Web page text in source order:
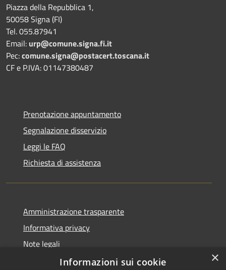
Piazza della Repubblica 1,
50058 Signa (FI)
Tel. 055.87941
Email: urp@comune.signa.fi.it
Pec:comune.signa@postacert.toscana.it
CF e P.IVA: 01147380487
Prenotazione appuntamento
Segnalazione disservizio
Leggi le FAQ
Richiesta di assistenza
Amministrazione trasparente
Informativa privacy
Note legali
Dichiarazione di accessibilità
×
Informazioni sui cookie